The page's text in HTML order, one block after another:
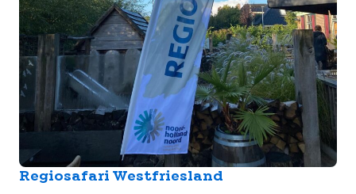
Regiosafari Westfriesland